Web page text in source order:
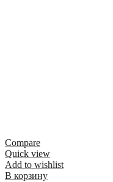
Compare
Quick view
Add to wishlist
В корзину